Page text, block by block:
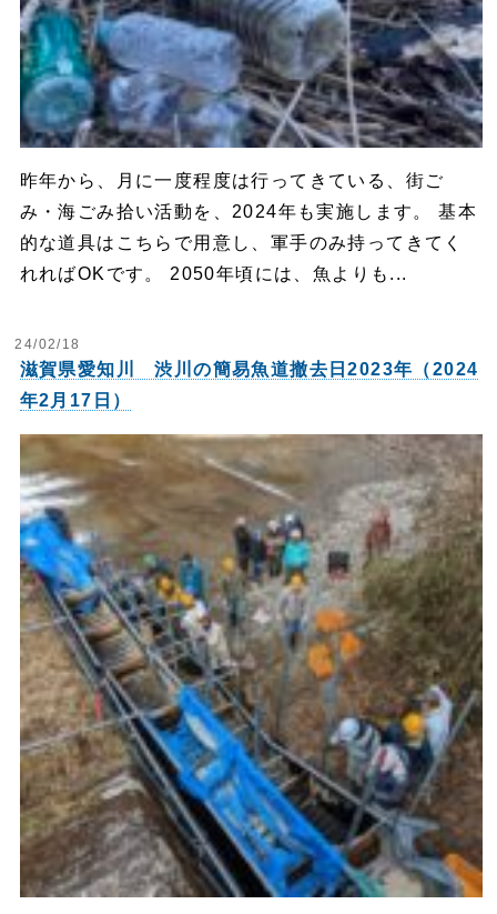
昨年から、月に一度程度は行ってきている、街ご
み・海ごみ拾い活動を、2024年も実施します。 基本
的な道具はこちらで用意し、軍手のみ持ってきてく
れればOKです。 2050年頃には、魚よりも...
24/02/18
滋賀県愛知川 渋川の簡易魚道撤去日2023年（2024
年2月17日）